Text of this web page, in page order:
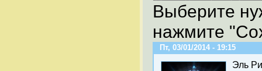
Выберите
нажмите
Пт, 03/01/2014 - 19:15
Эль